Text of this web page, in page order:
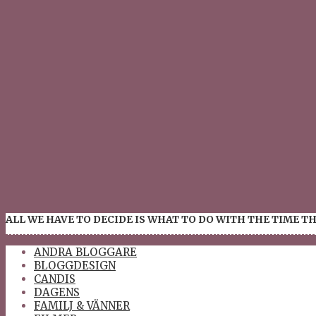
ALL WE HAVE TO DECIDE IS WHAT TO DO WITH THE TIME
ANDRA BLOGGARE
BLOGGDESIGN
CANDIS
DAGENS
FAMILJ & VÄNNER